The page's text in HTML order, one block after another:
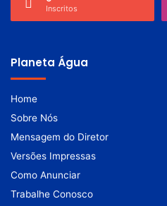
Inscritos
Planeta Água
Home
Sobre Nós
Mensagem do Diretor
Versões Impressas
Como Anunciar
Trabalhe Conosco